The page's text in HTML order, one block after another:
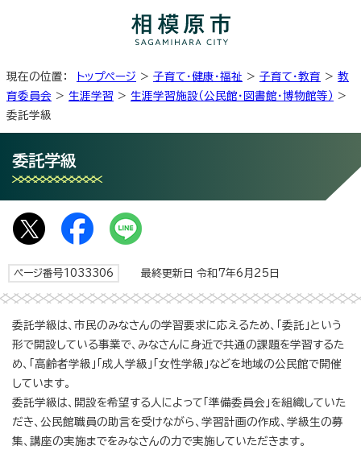
現在の位置： トップページ > 子育て・健康・福祉 > 子育て・教育 > 教
育委員会 > 生涯学習 > 生涯学習施設（公民館・図書館・博物館等） >
委託学級
委託学級
ページ番号1033306 最終更新日 令和7年6月25日
委託学級は、市民のみなさんの学習要求に応えるため、「委託」という
形で開設している事業で、みなさんに身近で共通の課題を学習するた
め、「高齢者学級」「成人学級」「女性学級」などを地域の公民館で開催
しています。
委託学級は、開設を希望する人によって「準備委員会」を組織していた
だき、公民館職員の助言を受けながら、学習計画の作成、学級生の募
集、講座の実施までをみなさんの力で実施していただきます。